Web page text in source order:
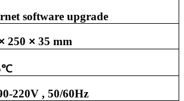
software upgrade
250 × 35 mm
℃
220V , 50/60Hz